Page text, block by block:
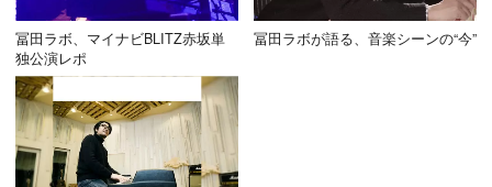
冨田ラボ、マイナビBLITZ赤坂単
独公演レポ
冨田ラボが語る、音楽シーンの“今”